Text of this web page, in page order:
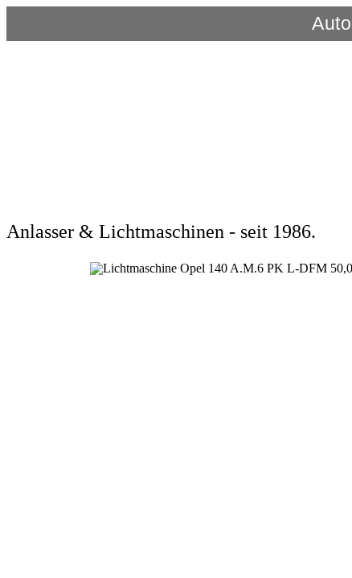
Anlasser & Lichtmaschinen - seit 1986.